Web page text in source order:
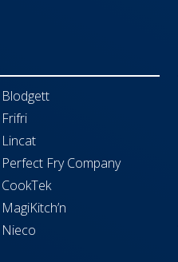
Blodgett
Frifri
Lincat
Perfect Fry Company
CookTek
MagiKitch’n
Nieco